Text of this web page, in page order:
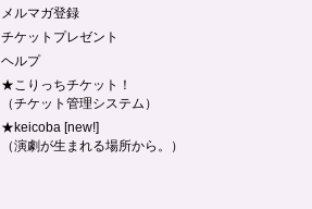
メルマガ登録
チケットプレゼント
ヘルプ
★こりっちチケット！
（チケット管理システム）
★keicoba [new!]
（演劇が生まれる場所から。）